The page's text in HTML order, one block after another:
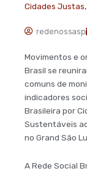
Cidades
redenossasp
Movimentos e
Brasil se
comuns de
indicadores
Brasileira por
Sustentáveis
no Grand São
A Rede Social